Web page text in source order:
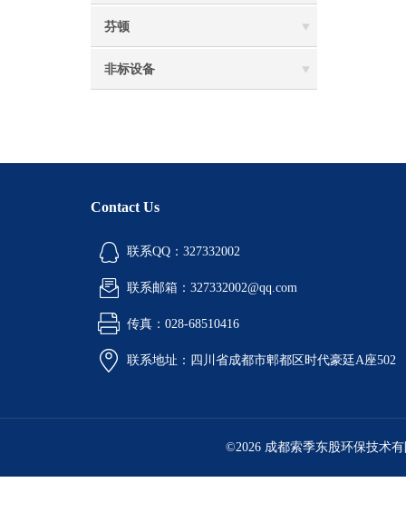
芬顿
非标设备
Contact Us
联系QQ：327332002
联系邮箱：327332002@qq.com
传真：028-68510416
联系地址：四川省成都市郫都区时代豪廷A座502
©2026 成都索季东股环保技术